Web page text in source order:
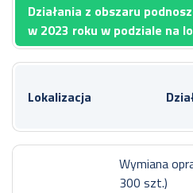
Działania z obszaru
w 2023 roku w podziale na
Lokalizacja
Wymiana
300 szt.)